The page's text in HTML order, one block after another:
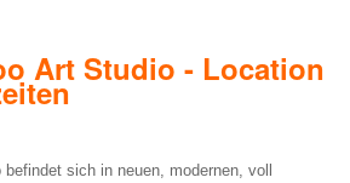
Art Studio - Location
befindet sich in neuen, modernen, voll